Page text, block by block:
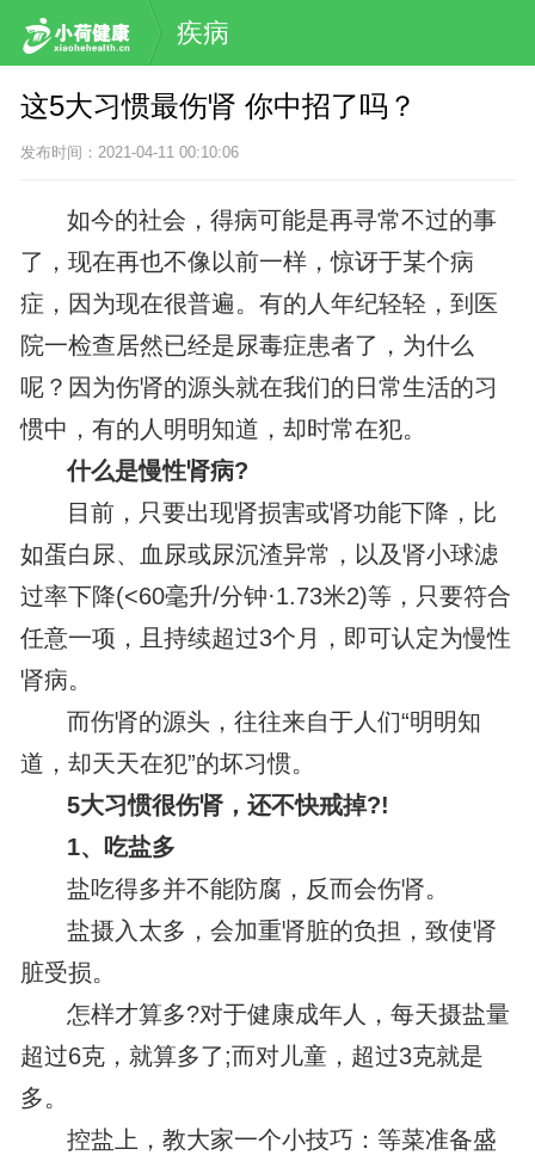
疾病
这5大习惯最伤肾 你中招了吗？
发布时间：2021-04-11 00:10:06
如今的社会，得病可能是再寻常不过的事
了，现在再也不像以前一样，惊讶于某个病
症，因为现在很普遍。有的人年纪轻轻，到医
院一检查居然已经是尿毒症患者了，为什么
呢？因为伤肾的源头就在我们的日常生活的习
惯中，有的人明明知道，却时常在犯。
什么是慢性肾病?
目前，只要出现肾损害或肾功能下降，比
如蛋白尿、血尿或尿沉渣异常，以及肾小球滤
过率下降(<60毫升/分钟·1.73米2)等，只要符合
任意一项，且持续超过3个月，即可认定为慢性
肾病。
而伤肾的源头，往往来自于人们“明明知
道，却天天在犯”的坏习惯。
5大习惯很伤肾，还不快戒掉?!
1、吃盐多
盐吃得多并不能防腐，反而会伤肾。
盐摄入太多，会加重肾脏的负担，致使肾
脏受损。
怎样才算多?对于健康成年人，每天摄盐量
超过6克，就算多了;而对儿童，超过3克就是
多。
控盐上，教大家一个小技巧：等菜准备盛